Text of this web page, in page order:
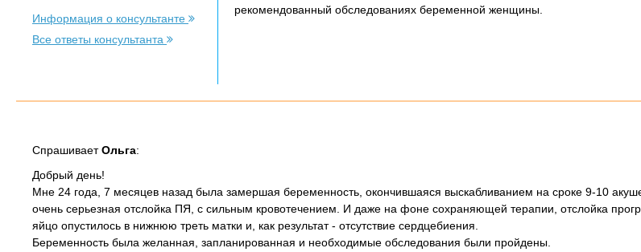
Информация о консультанте
Все ответы консультанта
рекомендованный обследованиях беременной женщины.
СпрашиваетОльга:
Добрый день!
Мне 24 года, 7 месяцев назад была замершая беременность, окончившаяся выскабливанием на сроке 9-10
очень серьезная отслойка ПЯ, с сильным кровотечением. И даже на фоне сохраняющей терапии, отслойка
яйцо опустилось в нижнюю треть матки и, как результат - отсутствие сердцебиения.
Беременность была желанная, запланированная и необходимые обследования были пройдены.